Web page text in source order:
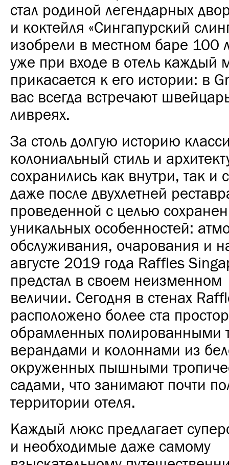
стал родиной легендарных
и коктейля «Сингапурский
изобрели в местном баре 100
уже при входе в отель каждый
прикасается к его истории: в
вас всегда встречают
ливреях.
За столь долгую историю
колониальный стиль и
сохранились как внутри, так и
даже после двухлетней
проведенной с целью
уникальных особенностей:
обслуживания, очарования и
августе 2019 года Raffles
предстал в своем неизменном
величии. Сегодня в стенах
расположено более ста
обрамленных полированными
верандами и колоннами из
окруженных пышными
садами, что занимают почти
территории отеля.
Каждый люкс предлагает
и необходимые даже самому